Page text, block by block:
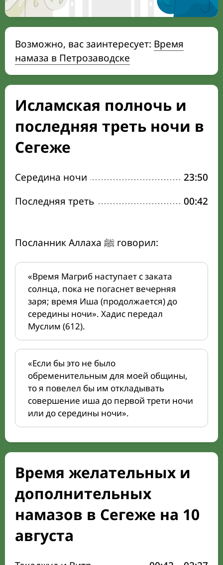
Возможно, вас заинтересует: Время
намаза в Петрозаводске
Исламская полночь и
последняя треть ночи в
Сегеже
Середина ночи
23:50
Последняя треть
00:42
Посланник Аллаха ﷺ говорил:
«Время Магриб наступает с заката
солнца, пока не погаснет вечерняя
заря; время Иша (продолжается) до
середины ночи». Хадис передал
Муслим (612).
«Если бы это не было
обременительным для моей общины,
то я повелел бы им откладывать
совершение иша до первой трети ночи
или до середины ночи».
Время желательных и
дополнительных
намазов в Сегеже на 10
августа